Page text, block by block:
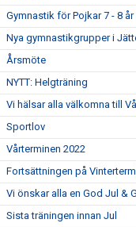
Gymnastik för Pojkar 7 - 8 år
Nya gymnastikgrupper i
Årsmöte
NYTT: Helgträning
Vi hälsar alla välkomna till
Sportlov
Vårterminen 2022
Fortsättningen på
Vi önskar alla en God Jul &
Sista träningen innan Jul